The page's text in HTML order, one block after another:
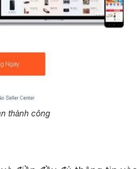
thành công